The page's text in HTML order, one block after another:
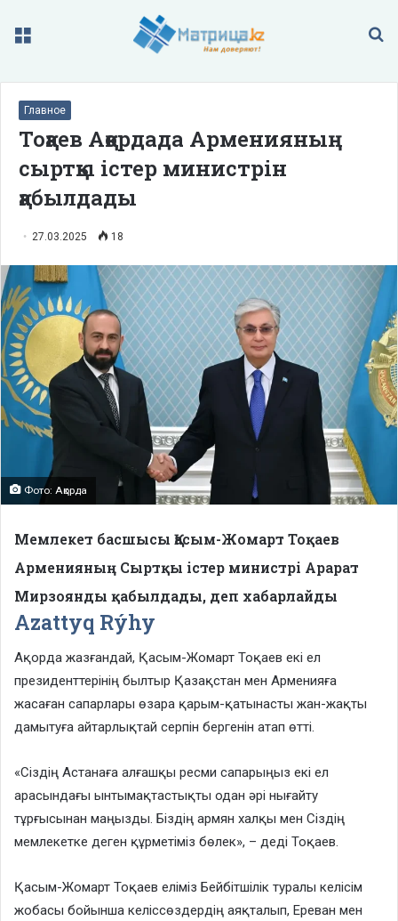
Меню
Главное
Тоқаев Ақордада Арменияның
сыртқы істер министрін
қабылдады
27.03.2025 18
Фото: Ақорда
Мемлекет басшысы Қасым-Жомарт Тоқаев
Арменияның Сыртқы істер министрі Арарат
Мирзоянды қабылдады, деп хабарлайды
Azattyq Rýhy
Ақорда жазғандай, Қасым-Жомарт Тоқаев екі ел
президенттерінің былтыр Қазақстан мен Арменияға
жасаған сапарлары өзара қарым-қатынасты жан-жақты
дамытуға айтарлықтай серпін бергенін атап өтті.
«Сіздің Астанаға алғашқы ресми сапарыңыз екі ел
арасындағы ынтымақтастықты одан әрі нығайту
тұрғысынан маңызды. Біздің армян халқы мен Сіздің
мемлекетке деген құрметіміз бөлек», – деді Тоқаев.
Қасым-Жомарт Тоқаев еліміз Бейбітшілік туралы келісім
жобасы бойынша келіссөздердің аяқталып, Ереван мен